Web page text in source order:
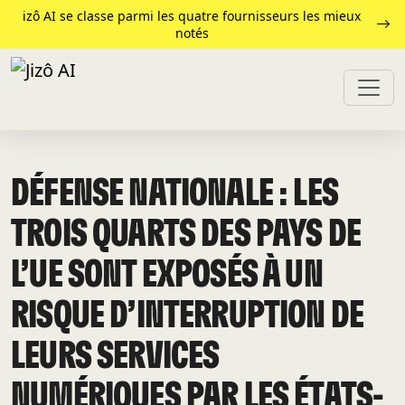
izô AI se classe parmi les quatre fournisseurs les mieux
notés
DÉFENSE NATIONALE : LES
TROIS QUARTS DES PAYS DE
L’UE SONT EXPOSÉS À UN
RISQUE D’INTERRUPTION DE
LEURS SERVICES
NUMÉRIQUES PAR LES ÉTATS-